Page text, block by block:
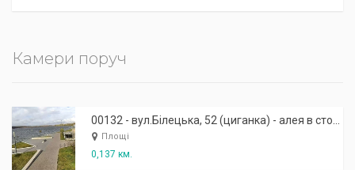
Камери поруч
Площі
0,137 км.